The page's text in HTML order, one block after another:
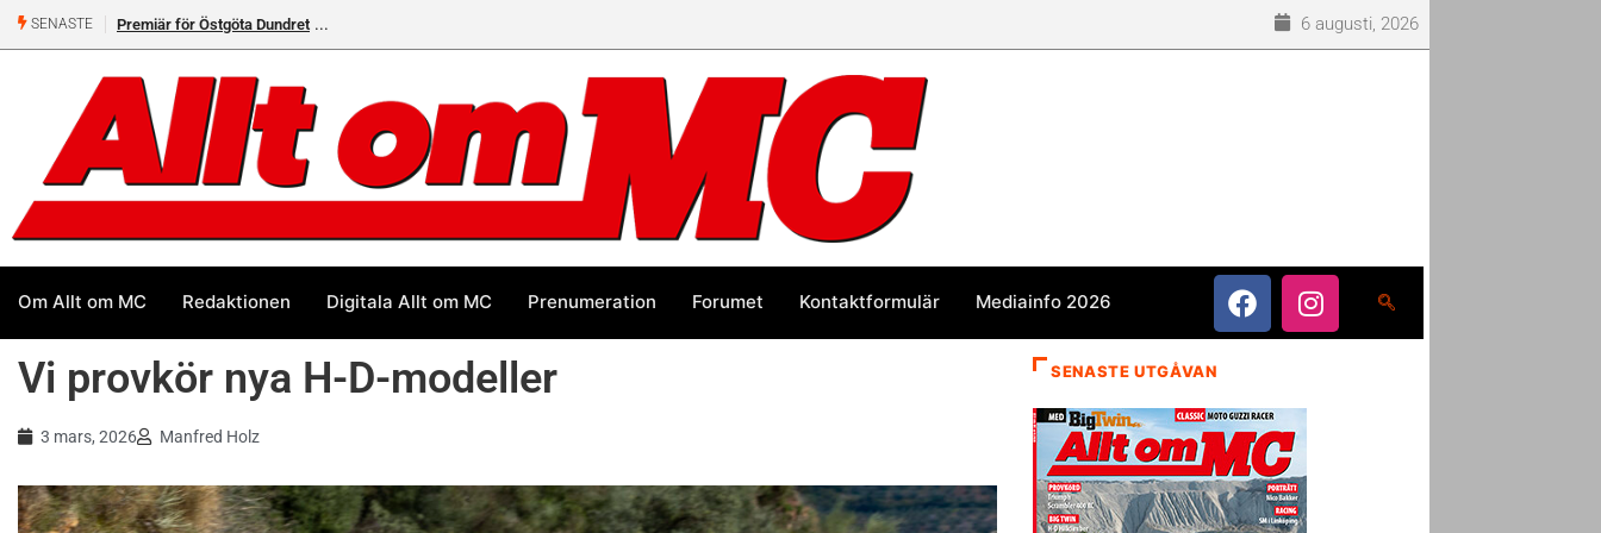
SENASTE Premiär för Östgöta Dundret
cruiser från H-D
6 augusti, 2026
Om Allt om MC Redaktionen Digitala Allt om MC Prenumeration Forumet Kontaktformulär Mediainfo 2026
Vi provkör nya H-D-modeller
3 mars, 2026 Manfred Holz
SENASTE UTGÅVAN